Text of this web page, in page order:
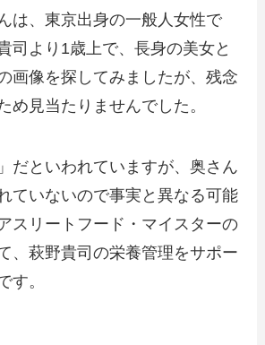
は、東京出身の一般人女性で
司より1歳上で、長身の美女と
画像を探してみましたが、残念
め見当たりませんでした。
だといわれていますが、奥さん
ていないので事実と異なる可能
スリートフード・マイスターの
、萩野貴司の栄養管理をサポー
す。